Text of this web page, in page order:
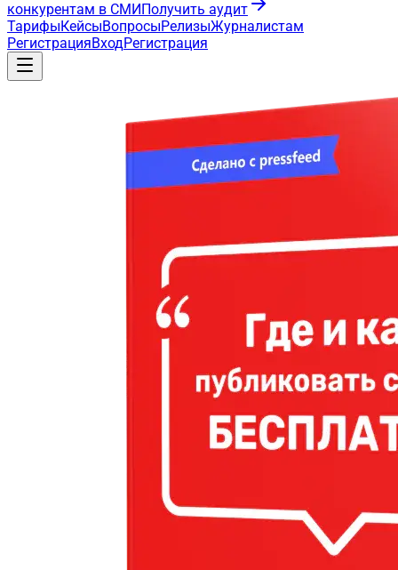
конкурентам в СМИПолучить аудит
ТарифыКейсыВопросыРелизыЖурналистам
РегистрацияВходРегистрация